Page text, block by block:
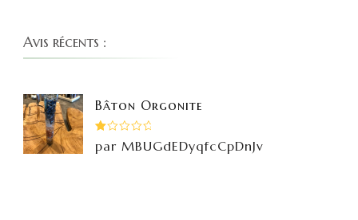
Avis récents :
Bâton Orgonite
1
par MBUGdEDyqfcCpDnJv